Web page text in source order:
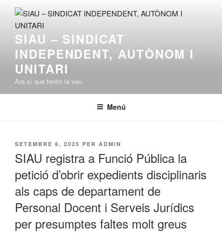
contingut
SIAU – SINDICAT
INDEPENDENT, AUTÒNOM I
UNITARI
Ara sí que tenim la veu
Menú
PUBLICAT
SETEMBRE 6, 2025 PER ADMIN
SIAU registra a Funció Pública la
petició d’obrir expedients disciplinaris
als caps de departament de
Personal Docent i Serveis Jurídics
per presumptes faltes molt greus